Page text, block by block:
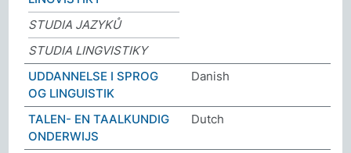
STUDIA JAZYKŮ
STUDIA LINGVISTIKY
UDDANNELSE I SPROG
OG LINGUISTIK
Danish
TALEN- EN TAALKUNDIG
ONDERWIJS
Dutch